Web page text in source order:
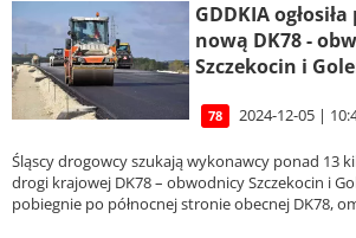
GDDKIA
nową DK78 -
Szczekocin i
78 2024-12-05 |
Śląscy drogowcy szukają wykonawcy ponad 13
drogi krajowej DK78 – obwodnicy Szczekocin i
pobiegnie po północnej stronie obecnej DK78,